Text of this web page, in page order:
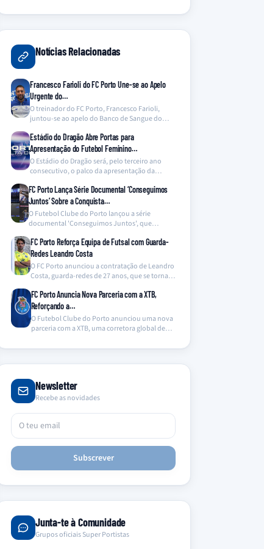
Notícias Relacionadas
Francesco Farioli do FC Porto Une-se ao Apelo
Urgente do…
O treinador do FC Porto, Francesco Farioli,
juntou-se ao apelo do Banco de Sangue do
Estádio do Dragão Abre Portas para
Apresentação do Futebol Feminino…
O Estádio do Dragão será, pelo terceiro ano
consecutivo, o palco da apresentação da
FC Porto Lança Série Documental ‘Conseguimos
Juntos’ Sobre a Conquista…
O Futebol Clube do Porto lançou a série
documental 'Conseguimos Juntos', que
FC Porto Reforça Equipa de Futsal com Guarda-
Redes Leandro Costa
O FC Porto anunciou a contratação de Leandro
Costa, guarda-redes de 27 anos, que se torna…
FC Porto Anuncia Nova Parceria com a XTB,
Reforçando a…
O Futebol Clube do Porto anunciou uma nova
parceria com a XTB, uma corretora global de…
Newsletter
Recebe as novidades
Subscrever
Junta-te à Comunidade
Grupos oficiais Super Portistas